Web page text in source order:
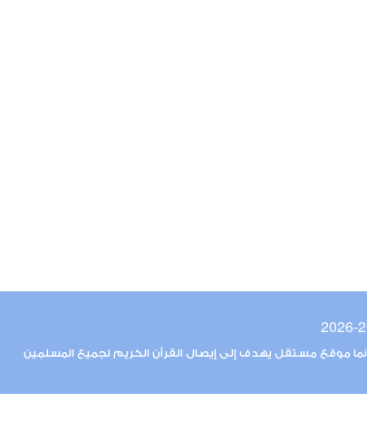
موقع مستقل يهدف إلى إيصال القرآن الكريم لجميع المسلمين